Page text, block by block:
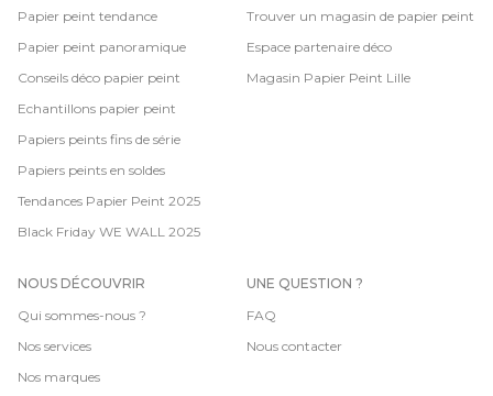
Papier peint tendance
Papier peint panoramique
Conseils déco papier peint
Echantillons papier peint
Papiers peints fins de série
Papiers peints en soldes
Tendances Papier Peint 2025
Black Friday WE WALL 2025
Trouver un magasin de papier peint
Espace partenaire déco
Magasin Papier Peint Lille
NOUS DÉCOUVRIR
Qui sommes-nous ?
Nos services
Nos marques
UNE QUESTION ?
FAQ
Nous contacter